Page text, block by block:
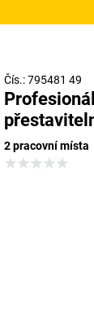
Čís.: 795481 49
2 pracovní místa